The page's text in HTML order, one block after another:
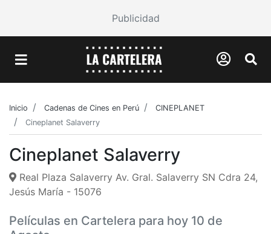
Publicidad
Inicio Cadenas de Cines en Perú
CINEPLANET
Cineplanet Salaverry
Cineplanet Salaverry
Real Plaza Salaverry Av. Gral. Salaverry SN Cdra 24,
Jesús María - 15076
Películas en Cartelera para hoy 10 de